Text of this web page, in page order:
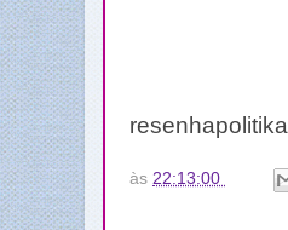
resenhapolitika
às 22:13:00